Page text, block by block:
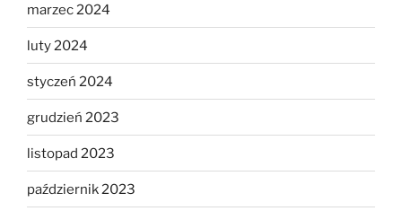
marzec 2024
luty 2024
styczeń 2024
grudzień 2023
listopad 2023
październik 2023